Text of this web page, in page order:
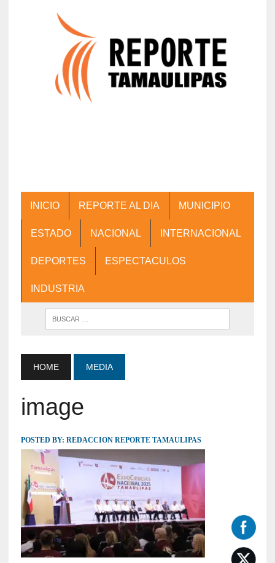
INICIO REPORTE AL DIA MUNICIPIO
ESTADO NACIONAL INTERNACIONAL
DEPORTES ESPECTACULOS
INDUSTRIA
HOME MEDIA
image
POSTED BY: REDACCION REPORTE TAMAULIPAS